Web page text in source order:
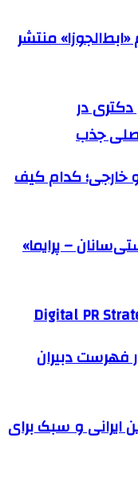
منتشر
در
خارجی؛ کدام کیف
– پرایما»
فهرست دبیران
ایرانی و سبک برای